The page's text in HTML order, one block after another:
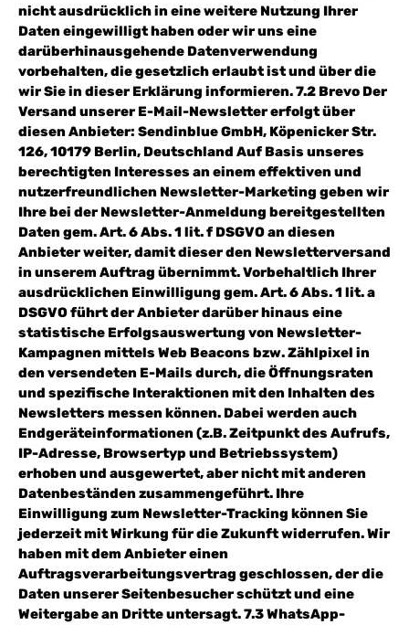
nicht ausdrücklich in eine weitere Nutzung Ihrer
Daten eingewilligt haben oder wir uns eine
darüberhinausgehende Datenverwendung
vorbehalten, die gesetzlich erlaubt ist und über die
wir Sie in dieser Erklärung informieren. 7.2 Brevo Der
Versand unserer E-Mail-Newsletter erfolgt über
diesen Anbieter: Sendinblue GmbH, Köpenicker Str.
126, 10179 Berlin, Deutschland Auf Basis unseres
berechtigten Interesses an einem effektiven und
nutzerfreundlichen Newsletter-Marketing geben wir
Ihre bei der Newsletter-Anmeldung bereitgestellten
Daten gem. Art. 6 Abs. 1 lit. f DSGVO an diesen
Anbieter weiter, damit dieser den Newsletterversand
in unserem Auftrag übernimmt. Vorbehaltlich Ihrer
ausdrücklichen Einwilligung gem. Art. 6 Abs. 1 lit. a
DSGVO führt der Anbieter darüber hinaus eine
statistische Erfolgsauswertung von Newsletter-
Kampagnen mittels Web Beacons bzw. Zählpixel in
den versendeten E-Mails durch, die Öffnungsraten
und spezifische Interaktionen mit den Inhalten des
Newsletters messen können. Dabei werden auch
Endgeräteinformationen (z.B. Zeitpunkt des Aufrufs,
IP-Adresse, Browsertyp und Betriebssystem)
erhoben und ausgewertet, aber nicht mit anderen
Datenbeständen zusammengeführt. Ihre
Einwilligung zum Newsletter-Tracking können Sie
jederzeit mit Wirkung für die Zukunft widerrufen. Wir
haben mit dem Anbieter einen
Auftragsverarbeitungsvertrag geschlossen, der die
Daten unserer Seitenbesucher schützt und eine
Weitergabe an Dritte untersagt. 7.3 WhatsApp-